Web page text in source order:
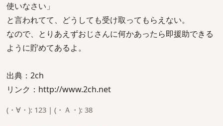
使いなさい」
と言われてて、どうしても受け取ってもらえない。
なので、とりあえずおじさんに何かあったら即援助できる
ように貯めてあるよ。
出典：2ch
リンク：http://www.2ch.net
(・∀・): 123 | (・Ａ・): 38